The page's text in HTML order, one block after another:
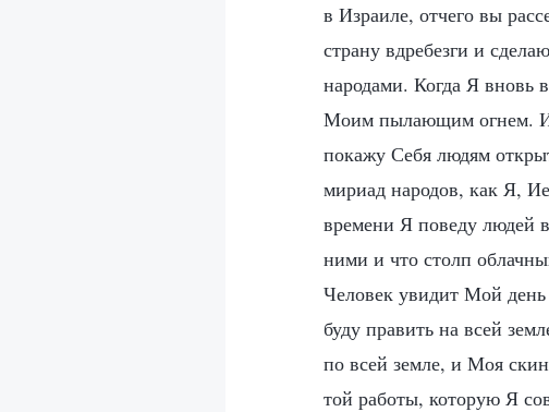
в Израиле, отчего вы
страну вдребезги и
народами. Когда Я вновь
Моим пылающим огнем. И
покажу Себя людям
мириад народов, как Я,
времени Я поведу людей
ними и что столп
Человек увидит Мой
буду править на всей
по всей земле, и Моя
той работы, которую Я